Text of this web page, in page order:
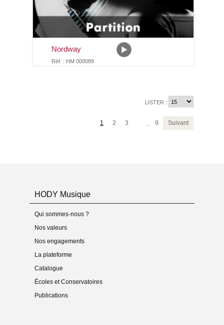
Nordway
Réf. : HM 000089
LISTER :
1 2 3 9 Suivant
HODY Musique
Qui sommes-nous ?
Nos valeurs
Nos engagements
La plateforme
Catalogue
Écoles et Conservatoires
Publications